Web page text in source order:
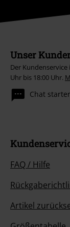
Unser
Der
Uhr bis 18:00 Uhr.
Chat
FAQ / Hilfe
Artikel